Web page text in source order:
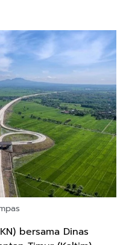
bersama Dinas